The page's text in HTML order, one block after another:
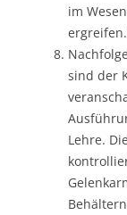
im
sind der
Lehre.